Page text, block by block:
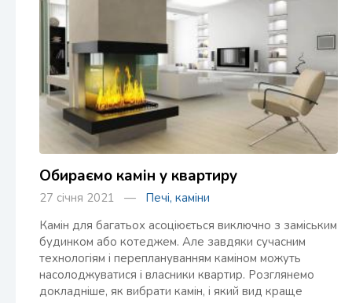
Обираємо камін у квартиру
27 січня 2021 — Печі, каміни
Камін для багатьох асоціюється виключно з заміським
будинком або котеджем. Але завдяки сучасним
технологіям і переплануванням каміном можуть
насолоджуватися і власники квартир. Розглянемо
докладніше, як вибрати камін, і який вид краще